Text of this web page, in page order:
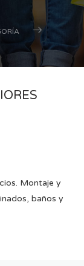
Montaje y
baños y